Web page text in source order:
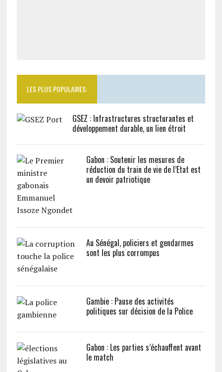
LES PLUS POPULAIRES:
GSEZ : Infrastructures structurantes et
développement durable, un lien étroit
Gabon : Soutenir les mesures de
réduction du train de vie de l’Etat est
un devoir patriotique
Au Sénégal, policiers et gendarmes
sont les plus corrompus
Gambie : Pause des activités
politiques sur décision de la Police
Gabon : Les parties s’échauffent avant
le match